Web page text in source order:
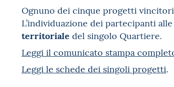
Ognuno dei cinque progetti
L’individuazione dei partecipanti
territoriale del singolo Quartiere.
Leggi il comunicato stampa
Leggi le schede dei singoli progetti.